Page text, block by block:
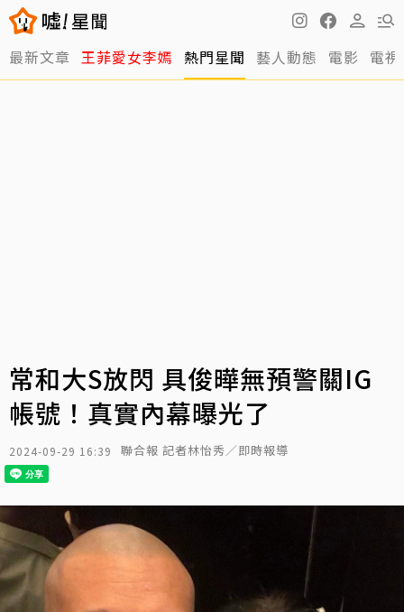
最新文章 王菲愛女李嫣 熱門星聞 藝人動態 電影 電視
常和大S放閃 具俊曄無預警關IG
帳號！真實內幕曝光了
2024-09-29 16:39 聯合報 記者林怡秀／即時報導